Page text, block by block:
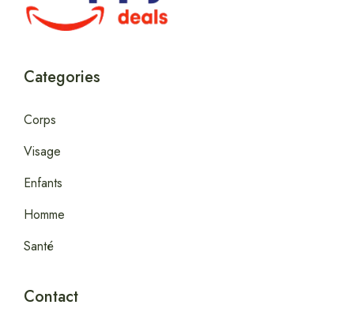
Categories
Corps
Visage
Enfants
Homme
Santé
Contact